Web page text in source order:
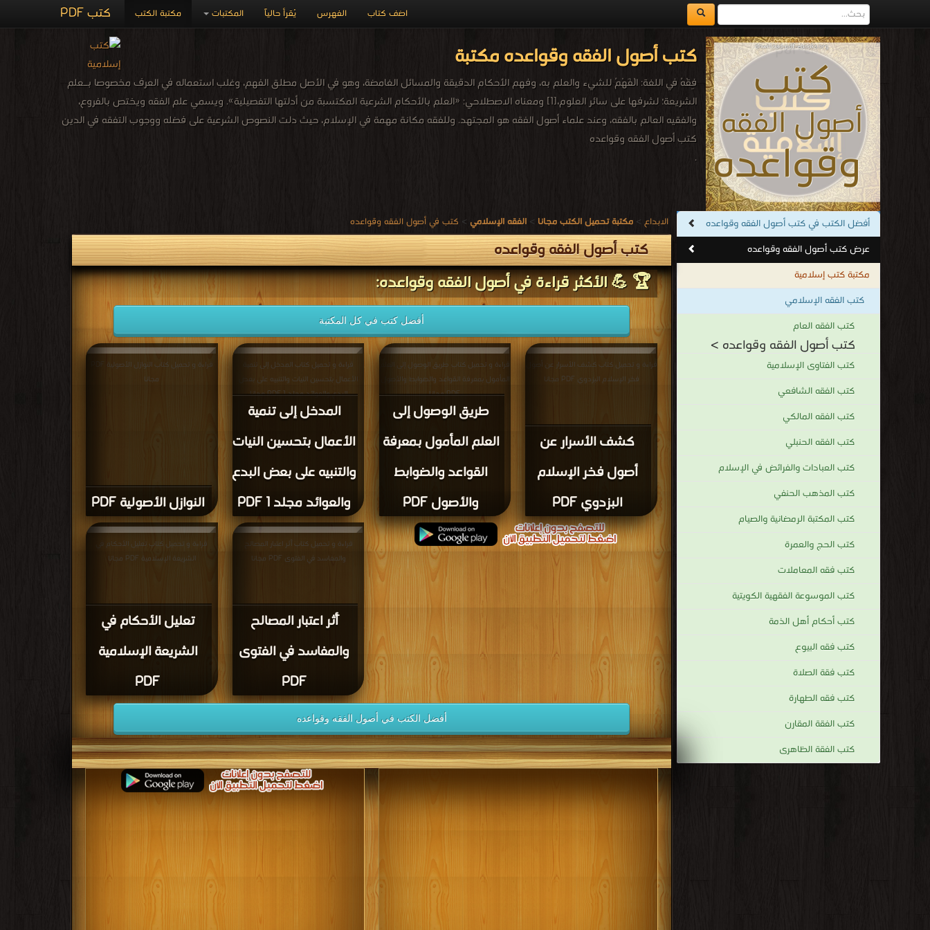
كتب PDF مكتبة الكتب المكتبات يُقرأ حالياً الفهرس اضف كتاب
كتب أصول الفقه وقواعده مكتبة
فِقْهُ في اللغة: الْفَهْمُ للشيء والعلم به، وفهم الأحكام الدقيقة والمسائل الغامضة، وهو في الأصل مطلق الفهم، وغلب استعماله في العرف مخصوصا بـعلم
الشريعة؛ لشرفها على سائر العلوم،[1] ومعناه الاصطلاحي: «العلم بالأحكام الشرعية المكتسبة من أدلتها التفصيلية». ويسمي علم الفقه ويختص بالفروع،
والفقيه العالم بالفقه، وعند علماء أصول الفقه هو المجتهد. وللفقه مكانة مهمة في الإسلام، حيث دلت النصوص الشرعية على فضله ووجوب التفقه في الدين
كتب أصول الفقه وقواعده
.
أفضل الكتب في كتب أصول الفقه وقواعده
عرض كتب أصول الفقه وقواعده
مكتبة كتب إسلامية
كتب الفقه الإسلامي
كتب الفقه العام
كتب أصول الفقه وقواعده >
كتب الفتاوى الإسلامية
كتب الفقه الشافعي
كتب الفقه المالكي
كتب الفقه الحنبلي
كتب العبادات والفرائض في الإسلام
كتب المذهب الحنفي
كتب المكتبة الرمضانية والصيام
كتب الحج والعمرة
كتب فقه المعاملات
كتب الموسوعة الفقهية الكويتية
كتب أحكام أهل الذمة
كتب فقه البيوع
كتب فقة الصلاة
كتب فقه الطهارة
كتب الفقة المقارن
كتب الفقة الظاهرى
الابداع > مكتبة تحميل الكتب مجانا > الفقه الإسلامي > كتب في أصول الفقه وقواعده
كتب أصول الفقه وقواعده
🏆 💪 الأكثر قراءة في أصول الفقه وقواعده:
أفضل كتب في كل المكتبة
النوازل الأصولية PDF
مجانا
المدخل إلى تنمية
الأعمال بتحسين النيات
والتنبيه على بعض البدع
والعوائد مجلد 1 PDF
قراءة و تحميل كتاب المدخل إلى تنمية
الأعمال بتحسين النيات والتنبيه على بعض
البدع والعوائد مجلد 1 PDF مجانا
طريق الوصول إلى
العلم المأمول بمعرفة
القواعد والضوابط
والأصول PDF
قراءة و تحميل كتاب طريق الوصول إلى العلم
المأمول بمعرفة القواعد والضوابط والأصول
PDF مجانا
كشف الأسرار عن
أصول فخر الإسلام
البزدوي PDF
قراءة و تحميل كتاب كشف الأسرار عن أصول
فخر الإسلام البزدوي PDF مجانا
تعليل الأحكام في
الشريعة الإسلامية
PDF
قراءة و تحميل كتاب تعليل الأحكام في
الشريعة الإسلامية PDF مجانا
أَثر اعتبار المصالح
والمفاسد في الفتوى
PDF
قراءة و تحميل كتاب أَثر اعتبار المصالح
والمفاسد في الفتوى PDF مجانا
أفضل الكتب في أصول الفقه وقواعده